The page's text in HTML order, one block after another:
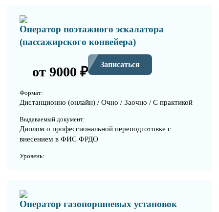
Оператор поэтажного эскалатора
(пассажирского конвейера)
от 9000 ₽ Записаться
Формат:
Дистанционно (онлайн) / Очно / Заочно / С практикой
Выдаваемый документ:
Диплом о профессиональной переподготовке с
внесением в ФИС ФРДО
Уровень:
Оператор газопоршневых установок